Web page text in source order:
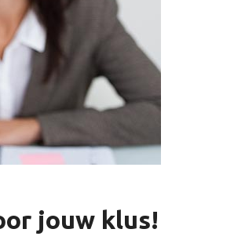
jouw klus!